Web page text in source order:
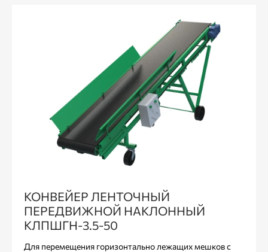
КОНВЕЙЕР ЛЕНТОЧНЫЙ
ПЕРЕДВИЖНОЙ НАКЛОННЫЙ
КЛПШГН-3.5-50
Для перемещения горизонтально лежащих мешков с